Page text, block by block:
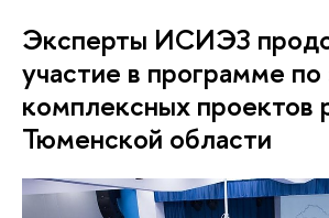
Эксперты ИСИЭЗ
участие в программе по
комплексных проектов
Тюменской области